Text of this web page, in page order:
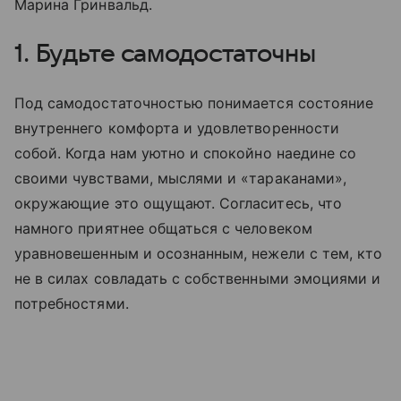
Марина Гринвальд.
1. Будьте самодостаточны
Под самодостаточностью понимается состояние
внутреннего комфорта и удовлетворенности
собой. Когда нам уютно и спокойно наедине со
своими чувствами, мыслями и «тараканами»,
окружающие это ощущают. Согласитесь, что
намного приятнее общаться с человеком
уравновешенным и осознанным, нежели с тем, кто
не в силах совладать с собственными эмоциями и
потребностями.